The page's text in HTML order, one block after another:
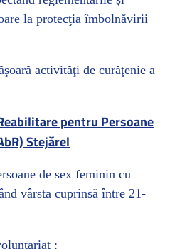
la protecţia îmbolnăvirii
activităţi de curăţenie a
pentru Persoane
Stejărel
de sex feminin cu
vârsta cuprinsă între 21-
: